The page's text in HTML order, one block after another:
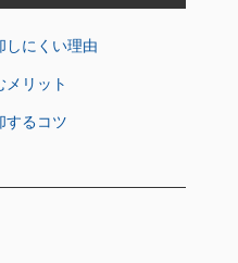
にくい理由
リット
するコツ